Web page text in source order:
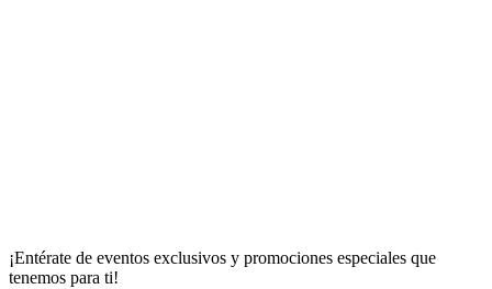
¡Entérate de eventos exclusivos y promociones especiales que
tenemos para ti!